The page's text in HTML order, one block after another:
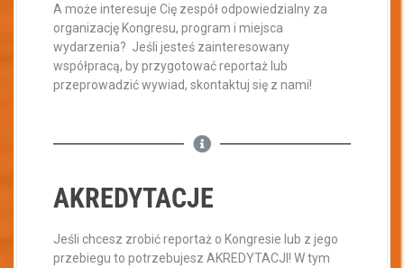
A może interesuje Cię zespół odpowiedzialny za
organizację Kongresu, program i miejsca
wydarzenia? Jeśli jesteś zainteresowany
współpracą, by przygotować reportaż lub
przeprowadzić wywiad, skontaktuj się z nami!
AKREDYTACJE
Jeśli chcesz zrobić reportaż o Kongresie lub z jego
przebiegu to potrzebujesz AKREDYTACJI! W tym